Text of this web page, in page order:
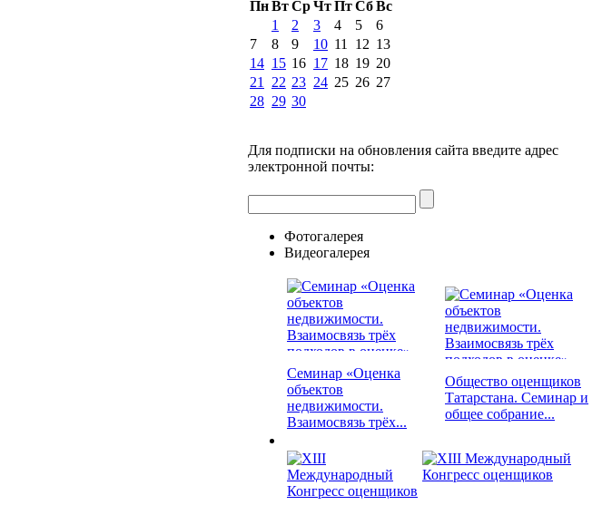
ПнВтСрЧтПтСбВс
1
2 3 4 5
6
7
8 9 10 11 12 13
14 15 16 17 18 19 20
21 22 23 24 25 26 27
28 29 30
Для подписки на обновления сайта введите адрес
электронной почты:
Фотогалерея
Видеогалерея
Семинар «Оценка
объектов
недвижимости.
Взаимосвязь трёх...
Общество оценщиков
Татарстана. Семинар и
общее собрание...